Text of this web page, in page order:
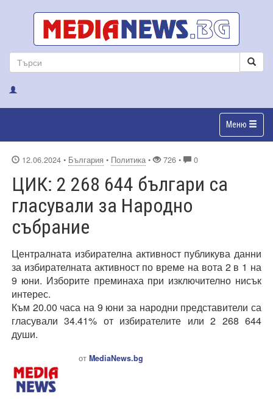
Меню
12.06.2024 • България • Политика • 726 • 0
ЦИК: 2 268 644 българи са
гласували за Народно
събрание
Централната избирателна активност публикува данни
за избирателната активност по време на вота 2 в 1 на
9 юни. Изборите преминаха при изключително нисък
интерес.
Към 20.00 часа на 9 юни за народни представители са
гласували 34.41% от избирателите или 2 268 644
души.
от MediaNews.bg